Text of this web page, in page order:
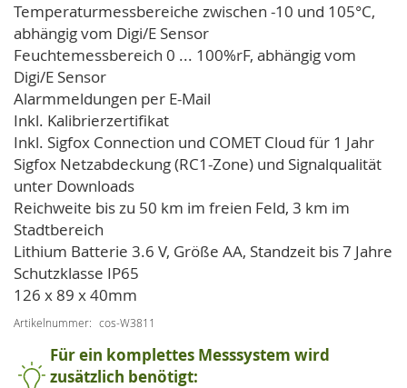
Temperaturmessbereiche zwischen -10 und 105°C,
abhängig vom Digi/E Sensor
Feuchtemessbereich 0 ... 100%rF, abhängig vom
Digi/E Sensor
Alarmmeldungen per E-Mail
Inkl. Kalibrierzertifikat
Inkl. Sigfox Connection und COMET Cloud für 1 Jahr
Sigfox Netzabdeckung (RC1-Zone) und Signalqualität
unter Downloads
Reichweite bis zu 50 km im freien Feld, 3 km im
Stadtbereich
Lithium Batterie 3.6 V, Größe AA, Standzeit bis 7 Jahre
Schutzklasse IP65
126 x 89 x 40mm
Artikelnummer cos-W3811
Für ein komplettes Messsystem wird
zusätzlich benötigt: